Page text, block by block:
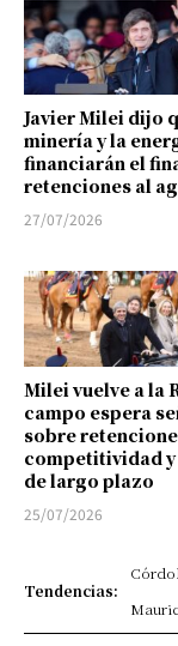
Javier Milei dijo
minería y la
financiarán el
retenciones al
27/07/2026
Milei vuelve a la
campo espera
sobre
competitividad
de largo plazo
25/07/2026
Tendencias: